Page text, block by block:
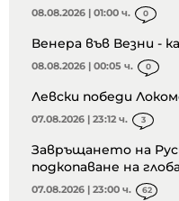
08.08.2026 | 01:00 ч. 0
Венера във Везни -
08.08.2026 | 00:05 ч. 0
Левски победи
07.08.2026 | 23:12 ч. 3
Завръщането на
подкопаване на
07.08.2026 | 23:00 ч. 62